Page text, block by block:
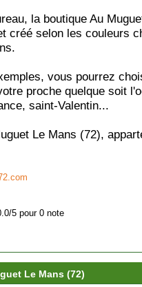
la boutique Au
créé selon les couleurs
vous pourrez
proche quelque soit
saint-Valentin...
Le Mans (72),
5 pour 0 note
Le Mans (72)